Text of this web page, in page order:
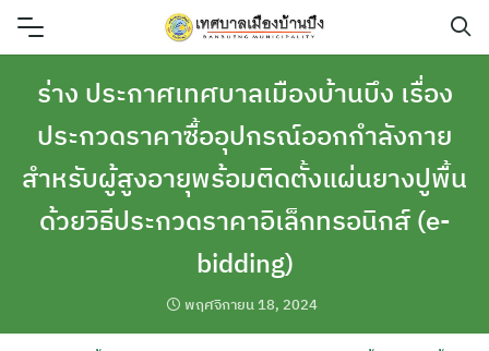
Skip
ร่าง ประกาศเทศบาลเมืองบ้านบึง เรื่อง
ประกวดราคาซื้ออุปกรณ์ออกกำลังกาย
สำหรับผู้สูงอายุพร้อมติดตั้งแผ่นยางปูพื้น
ด้วยวิธีประกวดราคาอิเล็กทรอนิกส์ (e-
bidding)
พฤศจิกายน 18, 2024